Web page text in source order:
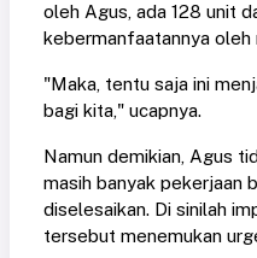
oleh Agus, ada 128 unit
kebermanfaatannya oleh
"Maka, tentu saja ini
bagi kita," ucapnya.
Namun demikian, Agus
masih banyak pekerjaan
diselesaikan. Di sinilah
tersebut menemukan